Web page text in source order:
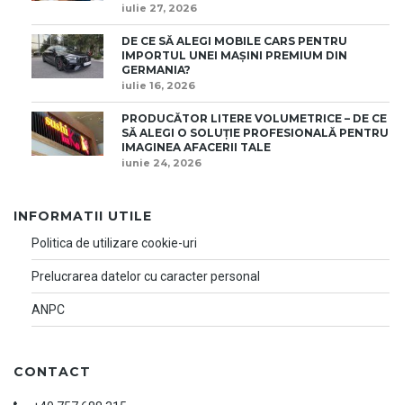
iulie 27, 2026
DE CE SĂ ALEGI MOBILE CARS PENTRU
IMPORTUL UNEI MAȘINI PREMIUM DIN
GERMANIA?
iulie 16, 2026
PRODUCĂTOR LITERE VOLUMETRICE – DE CE
SĂ ALEGI O SOLUȚIE PROFESIONALĂ PENTRU
IMAGINEA AFACERII TALE
iunie 24, 2026
INFORMATII UTILE
Politica de utilizare cookie-uri
Prelucrarea datelor cu caracter personal
ANPC
CONTACT